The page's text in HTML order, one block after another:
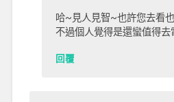
哈~見人見智~也許您去看
不過個人覺得是還蠻值得
回覆